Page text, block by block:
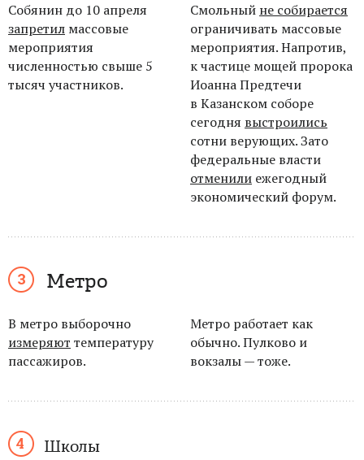
Собянин до 10 апреля
запретил массовые
мероприятия
численностью свыше 5
тысяч участников.
Смольный не собирается
ограничивать массовые
мероприятия. Напротив,
к частице мощей пророка
Иоанна Предтечи
в Казанском соборе
сегодня выстроились
сотни верующих. Зато
федеральные власти
отменили ежегодный
экономический форум.
Метро
В метро выборочно
измеряют температуру
пассажиров.
Метро работает как
обычно. Пулково и
вокзалы — тоже.
Школы